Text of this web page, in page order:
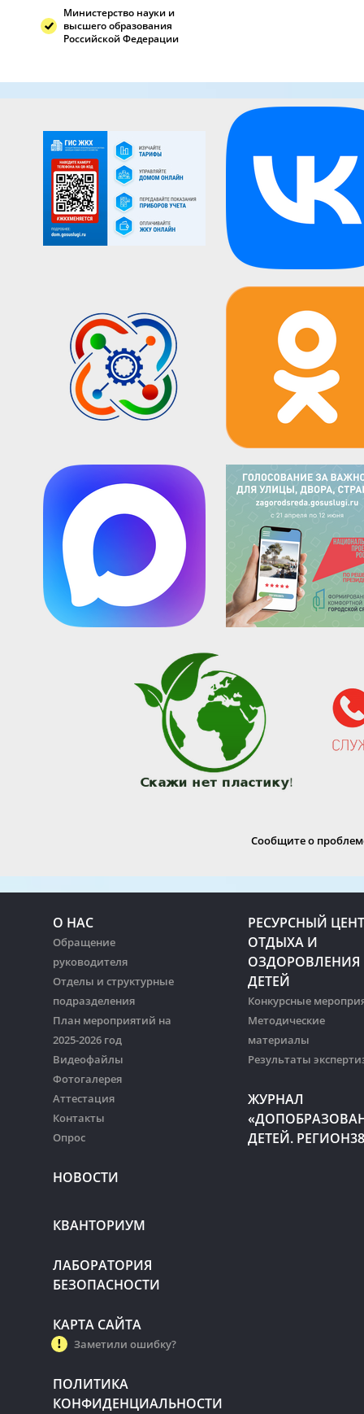
Министерство науки и
высшего образования
Российской Федерации
Сообщите о
О НАС
Обращение
руководителя
Отделы и структурные
подразделения
План мероприятий на
2025-2026 год
Видеофайлы
Фотогалерея
Аттестация
Контакты
Опрос
НОВОСТИ
РЕСУРСНЫЙ
ОТДЫХА И
ОЗДОРОВЛЕНИЯ
ДЕТЕЙ
Конкурсные
Методические
материалы
Результаты
ЖУРНАЛ
ДЕТЕЙ.
КВАНТОРИУМ
ЛАБОРАТОРИЯ
БЕЗОПАСНОСТИ
КАРТА САЙТА
Заметили ошибку?
ПОЛИТИКА
КОНФИДЕНЦИАЛЬНОСТИ